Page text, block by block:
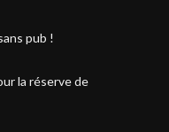
pub !
la réserve de